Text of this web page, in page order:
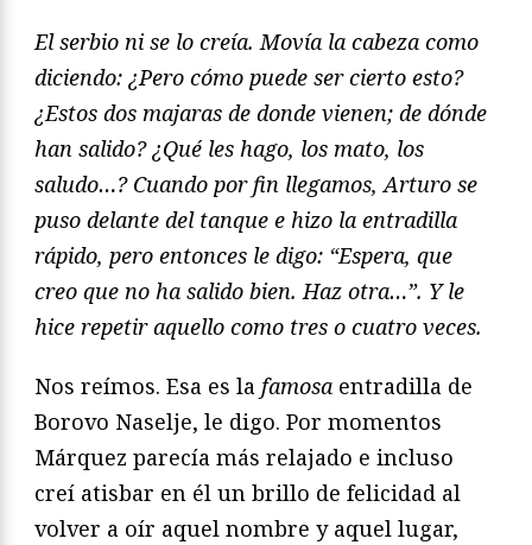
El serbio ni se lo creía. Movía la cabeza como
diciendo: ¿Pero cómo puede ser cierto esto?
¿Estos dos majaras de donde vienen; de dónde
han salido? ¿Qué les hago, los mato, los
saludo…? Cuando por fin llegamos, Arturo se
puso delante del tanque e hizo la entradilla
rápido, pero entonces le digo: “Espera, que
creo que no ha salido bien. Haz otra…”. Y le
hice repetir aquello como tres o cuatro veces.
Nos reímos. Esa es la famosa entradilla de
Borovo Naselje, le digo. Por momentos
Márquez parecía más relajado e incluso
creí atisbar en él un brillo de felicidad al
volver a oír aquel nombre y aquel lugar,